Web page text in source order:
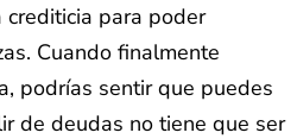
crediticia para poder
Cuando finalmente
podrías sentir que puedes
de deudas no tiene que ser